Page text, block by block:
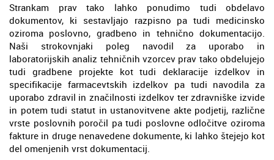
Strankam prav tako lahko ponudimo tudi obdelavo
dokumentov, ki sestavljajo razpisno pa tudi medicinsko
oziroma poslovno, gradbeno in tehnično dokumentacijo.
Naši strokovnjaki poleg navodil za uporabo in
laboratorijskih analiz tehničnih vzorcev prav tako obdelujejo
tudi gradbene projekte kot tudi deklaracije izdelkov in
specifikacije farmacevtskih izdelkov pa tudi navodila za
uporabo zdravil in značilnosti izdelkov ter zdravniške izvide
in potem tudi statut in ustanovitvene akte podjetij, različne
vrste poslovnih poročil pa tudi poslovne odločitve oziroma
fakture in druge nenavedene dokumente, ki lahko štejejo kot
del omenjenih vrst dokumentacij.